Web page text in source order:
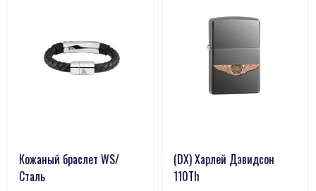
Кожаный браслет WS/
Сталь
(DX) Харлей Дэвидсон
110Th